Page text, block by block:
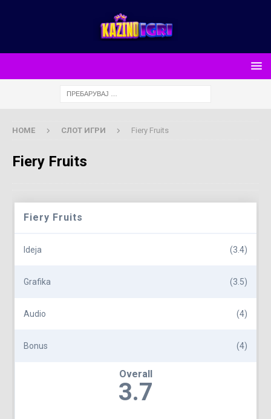
HOME СЛОТ ИГРИ Fiery Fruits
Fiery Fruits
Fiery Fruits
Ideja (3.4)
Grafika (3.5)
Audio (4)
Bonus (4)
Overall
3.7